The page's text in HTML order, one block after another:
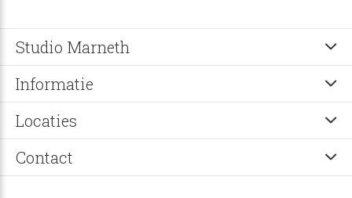
Studio Marneth
Informatie
Locaties
Contact